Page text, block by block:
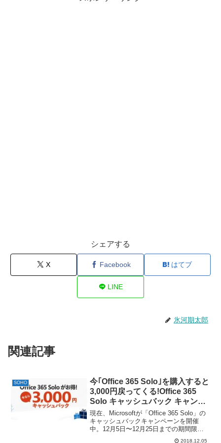
シェアする
X Facebook はてブ
LINE
氷河期太郎
関連記事
SOHO
今｢Office 365 Solo｣を購入すると
3,000円戻ってくる!Office 365
Solo キャッシュバック キャンペ
ーンが開催中。
現在、Microsoftが「Office 365 Solo」の
キャッシュバックキャンペーンを開催
中。12月5日〜12月25日までの期間限
定。期間中に「Office 365 Solo」の1年版
2018.12.05